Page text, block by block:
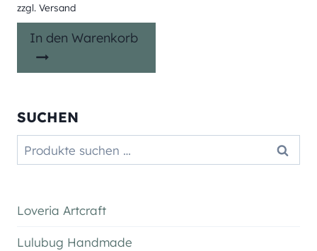
zzgl. Versand
In den Warenkorb
SUCHEN
Suchen
nach:
Suchen
Loveria Artcraft
Lulubug Handmade